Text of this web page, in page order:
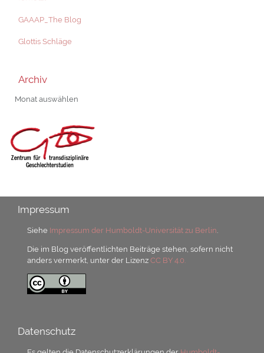
GAAAP_The Blog
Glottis Schläge
Archiv
Archiv
Impressum
Siehe Impressum der Humboldt-Universität zu Berlin
Die im Blog veröffentlichten Beiträge stehen, sofern nicht
anders vermerkt, unter der LizenzCC BY 4.0.
Datenschutz